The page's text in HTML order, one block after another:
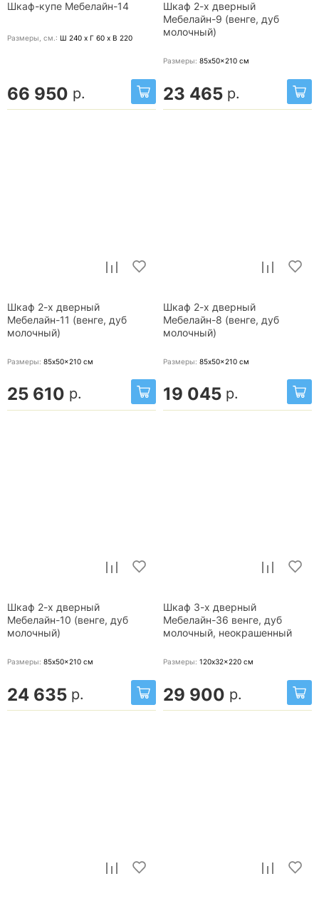
Шкаф-купе Мебелайн-14
Размеры, cм.: Ш 240 x Г 60 x В 220
66 950 р.
Шкаф 2-х дверный
Мебелайн-9 (венге, дуб
молочный)
Размеры: 85x50x210 см
23 465 р.
Шкаф 2-х дверный
Мебелайн-11 (венге, дуб
молочный)
Размеры: 85x50x210 см
25 610 р.
Шкаф 2-х дверный
Мебелайн-8 (венге, дуб
молочный)
Размеры: 85x50x210 см
19 045 р.
Шкаф 2-х дверный
Мебелайн-10 (венге, дуб
молочный)
Размеры: 85x50x210 см
24 635 р.
Шкаф 3-х дверный
Мебелайн-36 венге, дуб
молочный, неокрашенный
Размеры: 120x32x220 см
29 900 р.